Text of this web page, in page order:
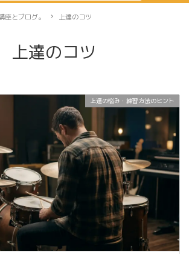
座とブログ。 上達のコツ
上達のコツ
上達の悩み・練習方法のヒント